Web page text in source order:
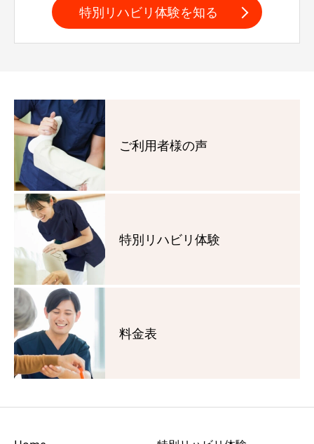
特別リハビリ体験を知る
ご利用者様の声
特別リハビリ体験
料金表